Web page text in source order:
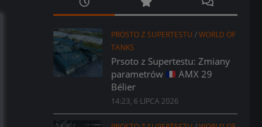
PROSTO Z SUPERTESTU /WORLD OF
TANKS
Prsoto z Supertestu: Zmiany
parametrów
AMX 29
Bélier
14:23, 6 LIPCA 2026